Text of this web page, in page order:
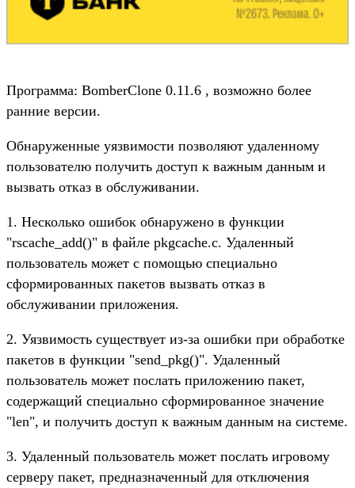
Программа: BomberClone 0.11.6 , возможно более
ранние версии.
Обнаруженные уязвимости позволяют удаленному
пользователю получить доступ к важным данным и
вызвать отказ в обслуживании.
1. Несколько ошибок обнаружено в функции
"rscache_add()" в файле pkgcache.c. Удаленный
пользователь может с помощью специально
сформированных пакетов вызвать отказ в
обслуживании приложения.
2. Уязвимость существует из-за ошибки при обработке
пакетов в функции "send_pkg()". Удаленный
пользователь может послать приложению пакет,
содержащий специально сформированное значение
"len", и получить доступ к важным данным на системе.
3. Удаленный пользователь может послать игровому
серверу пакет, предназначенный для отключения